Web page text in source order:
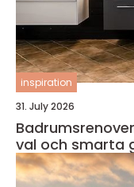
inspiration
31. July 2026
Badrumsrenovering
val och smarta